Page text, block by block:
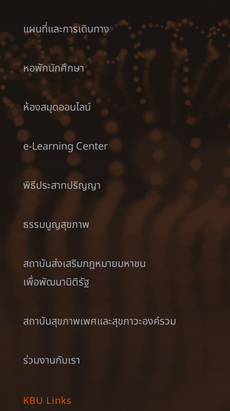
แผนที่และการเดินทาง
หอพักนักศึกษา
ห้องสมุดออนไลน์
e-Learning Center
พิธีประสาทปริญญา
ธรรมนูญสุขภาพ
สถาบันส่งเสริมกฎหมายมหาชน
เพื่อพัฒนานิติรัฐ
สถาบันสุขภาพเพศและสุขภาวะองค์รวม
ร่วมงานกับเรา
KBU Links